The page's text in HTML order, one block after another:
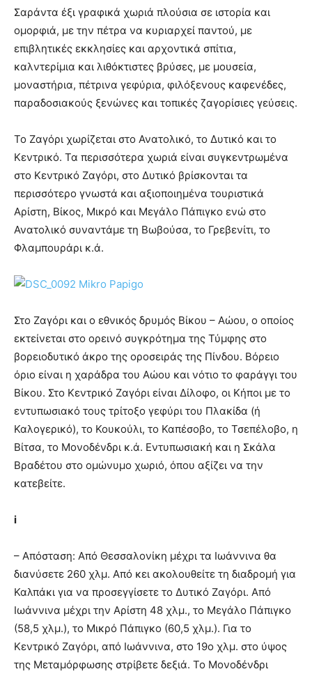
Σαράντα έξι γραφικά χωριά πλούσια σε ιστορία και
ομορφιά, με την πέτρα να κυριαρχεί παντού, με
επιβλητικές εκκλησίες και αρχοντικά σπίτια,
καλντερίμια και λιθόκτιστες βρύσες, με μουσεία,
μοναστήρια, πέτρινα γεφύρια, φιλόξενoυς καφενέδες,
παραδοσιακούς ξενώνες και τοπικές ζαγορίσιες γεύσεις.
Το Ζαγόρι χωρίζεται στο Ανατολικό, το Δυτικό και το
Κεντρικό. Τα περισσότερα χωριά είναι συγκεντρωμένα
στο Κεντρικό Ζαγόρι, στο Δυτικό βρίσκονται τα
περισσότερο γνωστά και αξιοποιημένα τουριστικά
Αρίστη, Βίκος, Μικρό και Μεγάλο Πάπιγκο ενώ στο
Ανατολικό συναντάμε τη Βωβούσα, το Γρεβενίτι, το
Φλαμπουράρι κ.ά.
Στο Ζαγόρι και ο εθνικός δρυμός Βίκου – Αώου, ο οποίος
εκτείνεται στο ορεινό συγκρότημα της Τύμφης στο
βορειοδυτικό άκρο της οροσειράς της Πίνδου. Βόρειο
όριο είναι η χαράδρα του Αώου και νότιο το φαράγγι του
Βίκου. Στο Κεντρικό Ζαγόρι είναι Δίλοφο, οι Κήποι με το
εντυπωσιακό τους τρίτοξο γεφύρι του Πλακίδα (ή
Καλογερικό), το Κουκούλι, το Καπέσοβο, το Τσεπέλοβο, η
Βίτσα, το Μονοδένδρι κ.ά. Εντυπωσιακή και η Σκάλα
Βραδέτου στο ομώνυμο χωριό, όπου αξίζει να την
κατεβείτε.
i
– Απόσταση: Από Θεσσαλονίκη μέχρι τα Ιωάννινα θα
διανύσετε 260 χλμ. Από κει ακολουθείτε τη διαδρομή για
Καλπάκι για να προσεγγίσετε το Δυτικό Ζαγόρι. Από
Ιωάννινα μέχρι την Αρίστη 48 χλμ., το Μεγάλο Πάπιγκο
(58,5 χλμ.), το Μικρό Πάπιγκο (60,5 χλμ.). Για το
Κεντρικό Ζαγόρι, από Ιωάννινα, στο 19ο χλμ. στο ύψος
της Μεταμόρφωσης στρίβετε δεξιά. Το Μονοδένδρι